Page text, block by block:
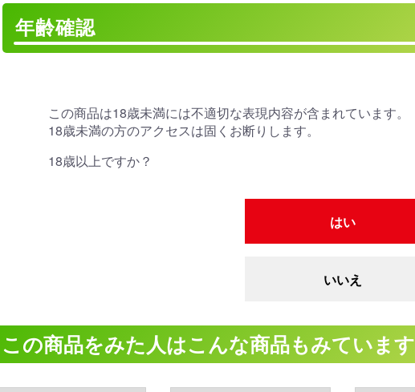
年齢確認
この商品は18歳未満には不適切な表現内容が含まれています。
18歳未満の方のアクセスは固くお断りします。
18歳以上ですか？
はい
いいえ
この商品をみた人はこんな商品もみています